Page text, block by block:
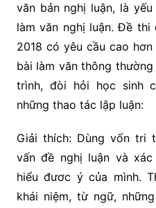
văn bản nghị luận, là
làm văn nghị luận. Đề thi
2018 có yêu cầu cao
bài làm văn thông
trình, đòi hỏi học sinh
những thao tác lập luận:
Giải thích: Dùng vốn tri
vấn đề nghị luận và
hiểu đươc ý của mình.
khái niệm, từ ngữ,